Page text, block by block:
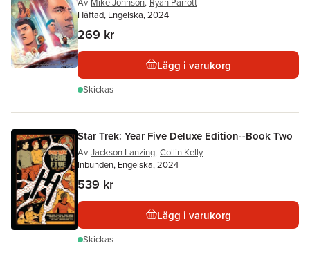
Häftad, Engelska, 2024
269 kr
Lägg i varukorg
Skickas
Star Trek: Year Five Deluxe Edition--Book Two
Av Jackson Lanzing, Collin Kelly
Inbunden, Engelska, 2024
539 kr
Lägg i varukorg
Skickas